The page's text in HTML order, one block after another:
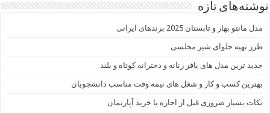
نوشته‌های تازه
مدل مانتو بهار و تابستان 2025 برندهای ایرانی
طرز تهیه حلوای شیر مجلسی
جدید ترین مدل های پافر زنانه و دخترانه کوتاه و بلند
بهترین کسب و کار و شغل های نیمه وقت مناسب دانشجویان
نکات بسیار ضروری قبل از اجاره یا خرید آپارتمان